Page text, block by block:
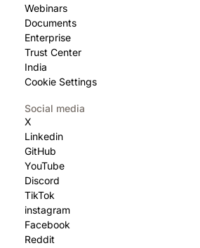
Webinars
Documents
Enterprise
Trust Center
India
Cookie Settings
Social media
X
Linkedin
GitHub
YouTube
Discord
TikTok
instagram
Facebook
Reddit